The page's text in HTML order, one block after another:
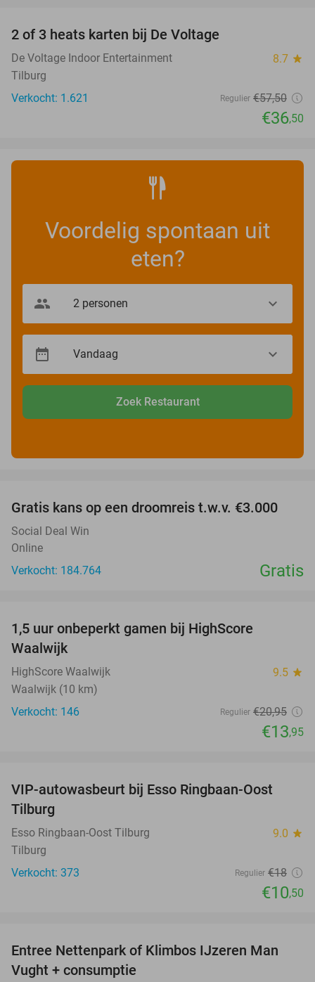
2 of 3 heats karten bij De Voltage
De Voltage Indoor Entertainment 8.7 star
Tilburg
Verkocht: 1.621
Regulier €57,50
€36,50
Voordelig spontaan uit
eten?
Zoek Restaurant
Gratis kans op een droomreis t.w.v. €3.000
Social Deal Win
Online
Verkocht: 184.764
Gratis
1,5 uur onbeperkt gamen bij HighScore
Waalwijk
HighScore Waalwijk 9.5 star
Waalwijk (10 km)
Verkocht: 146
Regulier €20,95
€13,95
42%
VIP-autowasbeurt bij Esso Ringbaan-Oost
Tilburg
Esso Ringbaan-Oost Tilburg 9.0 star
Tilburg
Verkocht: 373
Regulier €18
€10,50
29%
Entree Nettenpark of Klimbos IJzeren Man
Vught + consumptie